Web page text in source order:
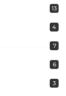
13
4
7
6
3